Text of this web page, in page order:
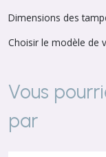
Dimensions des
Choisir le modèle de
Vous
par